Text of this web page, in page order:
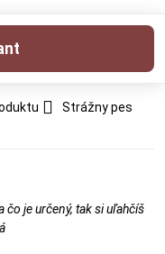
Strážny pes
čo je určený, tak si uľahčíš